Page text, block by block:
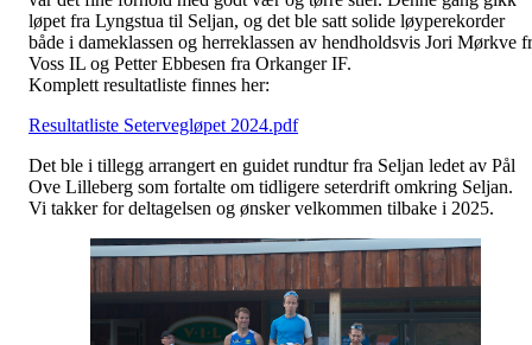
løpet fra Lyngstua til Seljan, og det ble satt solide løyperekorder
både i dameklassen og herreklassen av hendholdsvis Jori Mørkve
Voss IL og Petter Ebbesen fra Orkanger IF.
Komplett resultatliste finnes her:
Resultatliste Setervegløpet 2024.pdf
Det ble i tillegg arrangert en guidet rundtur fra Seljan ledet av Pål
Ove Lilleberg som fortalte om tidligere seterdrift omkring Seljan.
Vi takker for deltagelsen og ønsker velkommen tilbake i 2025.